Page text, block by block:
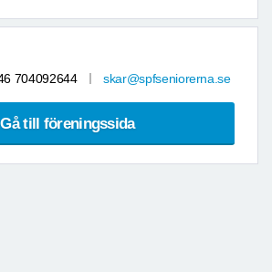
704092644 skar@spfseniorerna.se
Gå till föreningssida